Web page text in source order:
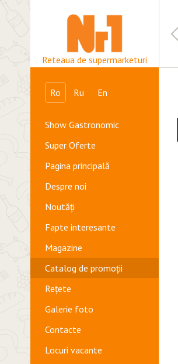
Reteaua de supermarketuri
Ro Ru En
Show Gastronomic
Super Oferte
Pagina principală
Despre noi
Noutăți
Fapte interesante
Magazine
Catalog de promoții
Rețete
Galerie foto
Contacte
Locuri vacante